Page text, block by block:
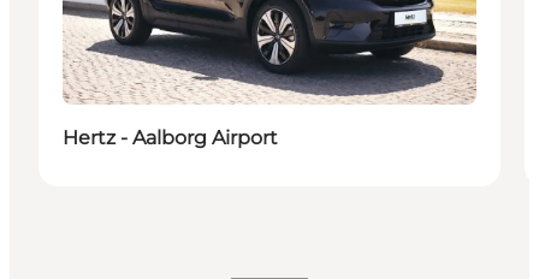
Hertz - Aalborg Airport